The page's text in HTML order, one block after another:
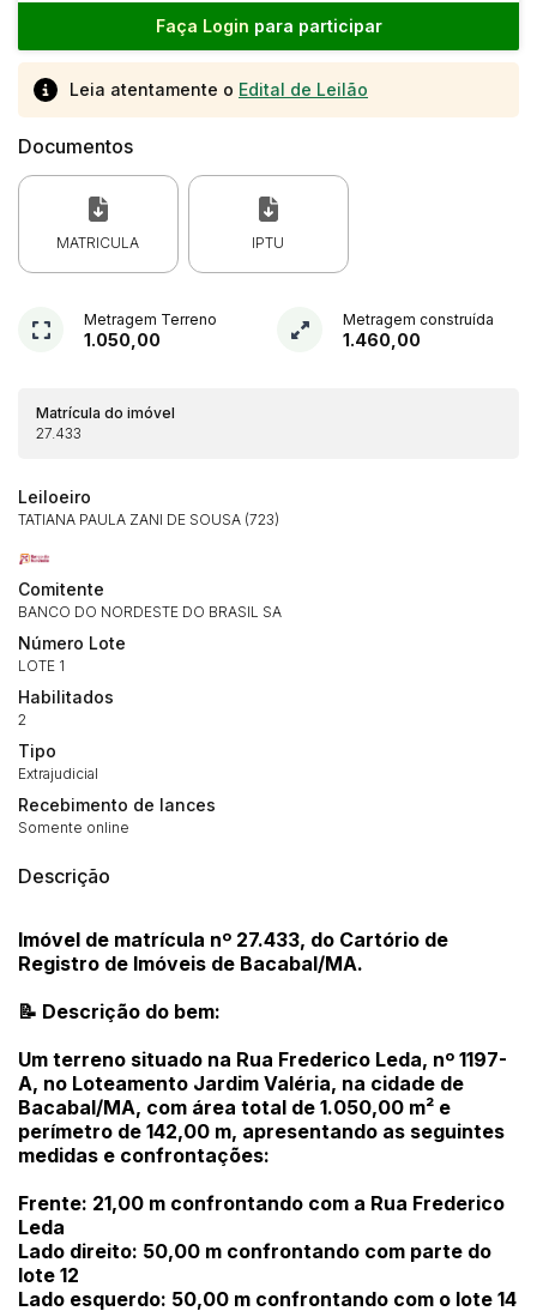
Faça Login para participar
Leia atentamente o Edital de Leilão
Documentos
MATRICULA IPTU
Metragem Terreno
1.050,00
Metragem construída
1.460,00
Matrícula do imóvel
27.433
Leiloeiro
TATIANA PAULA ZANI DE SOUSA (723)
Comitente
BANCO DO NORDESTE DO BRASIL SA
Número Lote
LOTE 1
Habilitados
2
Tipo
Extrajudicial
Recebimento de lances
Somente online
Descrição
Imóvel de matrícula nº 27.433, do Cartório de
Registro de Imóveis de Bacabal/MA.
📝 Descrição do bem:
Um terreno situado na Rua Frederico Leda, nº 1197-
A, no Loteamento Jardim Valéria, na cidade de
Bacabal/MA, com área total de 1.050,00 m² e
perímetro de 142,00 m, apresentando as seguintes
medidas e confrontações:
Frente: 21,00 m confrontando com a Rua Frederico
Leda
Lado direito: 50,00 m confrontando com parte do
lote 12
Lado esquerdo: 50,00 m confrontando com o lote 14